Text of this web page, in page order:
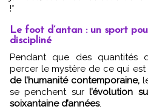
!*
Le foot d’antan : un sport
discipliné
Pendant que des quantités d’observateurs tentent de
percer le mystère de ce qui
de l’humanité contemporaine,
se penchent surl’évolution
soixantaine d’années.